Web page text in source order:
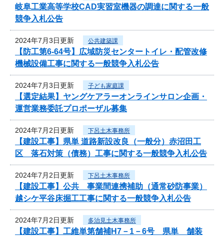
岐阜工業高等学校CAD実習室機器の調達に関する一般
競争入札公告
2024年7月3日更新 公共建築課
【防工第6-64号】広域防災センタートイレ・配管改修
機械設備工事に関する一般競争入札公告
2024年7月3日更新 子ども家庭課
【選定結果】ヤングケアラーオンラインサロン企画・
運営業務委託プロポーザル募集
2024年7月2日更新 下呂土木事務所
【建設工事】県単 道路新設改良（一般分）赤沼田工
区 落石対策（債務）工事に関する一般競争入札公告
2024年7月2日更新 下呂土木事務所
【建設工事】公共 事業間連携補助（通常砂防事業）
越シケ平谷床掘工工事に関する一般競争入札公告
2024年7月2日更新 多治見土木事務所
【建設工事】工維単第舗補H7－1－6号 県単 舗装